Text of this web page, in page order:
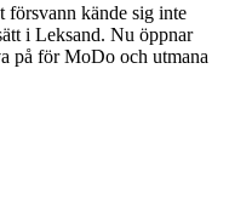
försvann kände sig inte
i Leksand. Nu öppnar
på för MoDo och utmana